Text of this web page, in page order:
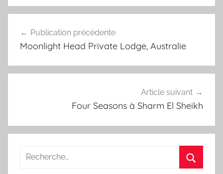
de
Publication précédente
Moonlight Head Private Lodge, Australie
Article suivant
Four Seasons à Sharm El Sheikh
Recherche